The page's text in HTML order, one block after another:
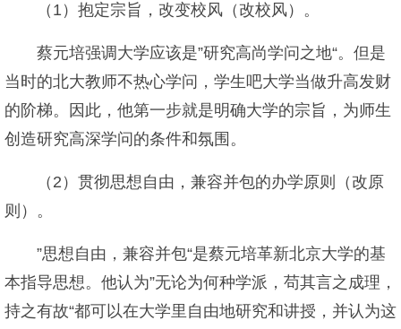
（1）抱定宗旨，改变校风（改校风）。
蔡元培强调大学应该是”研究高尚学问之地“。但是
当时的北大教师不热心学问，学生吧大学当做升高发财
的阶梯。因此，他第一步就是明确大学的宗旨，为师生
创造研究高深学问的条件和氛围。
（2）贯彻思想自由，兼容并包的办学原则（改原
则）。
”思想自由，兼容并包“是蔡元培革新北京大学的基
本指导思想。他认为”无论为何种学派，苟其言之成理，
持之有故“都可以在大学里自由地研究和讲授，并认为这